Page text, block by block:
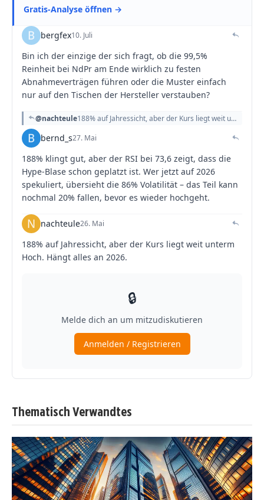
Thematisch Verwandtes